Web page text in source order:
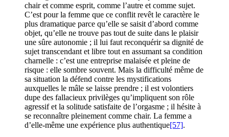
chair et comme esprit, comme l’autre et comme sujet.
C’est pour la femme que ce conflit revêt le caractère le
plus dramatique parce qu’elle se saisit d’abord comme
objet, qu’elle ne trouve pas tout de suite dans le plaisir
une sûre autonomie ; il lui faut reconquérir sa dignité de
sujet transcendant et libre tout en assumant sa condition
charnelle : c’est une entreprise malaisée et pleine de
risque : elle sombre souvent. Mais la difficulté même de
sa situation la défend contre les mystifications
auxquelles le mâle se laisse prendre ; il est volontiers
dupe des fallacieux privilèges qu’impliquent son rôle
agressif et la solitude satisfaite de l’orgasme ; il hésite à
se reconnaître pleinement comme chair. La femme a
d’elle-même une expérience plus authentique[57].